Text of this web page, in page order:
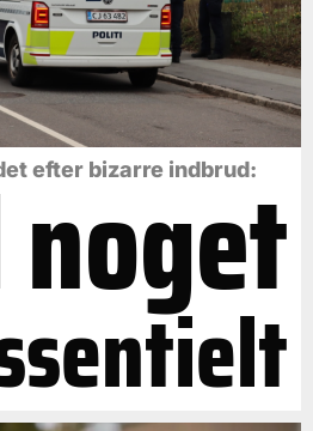
efter bizarre indbrud: